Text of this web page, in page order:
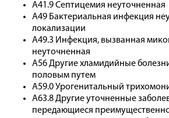
A41.9 Септицемия неуточненная
A49 Бактериальная инфекция
локализации
A49.3 Инфекция, вызванная
неуточненная
A56 Другие хламидийные
половым путем
A59.0 Урогенитальный
A63.8 Другие уточненные
передающиеся